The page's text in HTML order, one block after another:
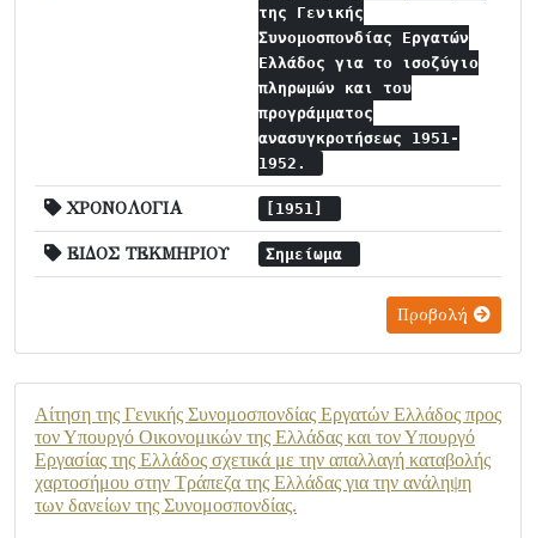
της Γενικής
Συνομοσπονδίας Εργατών
Ελλάδος για το ισοζύγιο
πληρωμών και του
προγράμματος
ανασυγκροτήσεως 1951-
1952.
ΧΡΟΝΟΛΟΓΙΑ [1951]
ΕΙΔΟΣ ΤΕΚΜΗΡΙΟΥ Σημείωμα
Προβολή
Αίτηση της Γενικής Συνομοσπονδίας Εργατών Ελλάδος προς
τον Υπουργό Οικονομικών της Ελλάδας και τον Υπουργό
Εργασίας της Ελλάδος σχετικά με την απαλλαγή καταβολής
χαρτοσήμου στην Τράπεζα της Ελλάδας για την ανάληψη
των δανείων της Συνομοσπονδίας.